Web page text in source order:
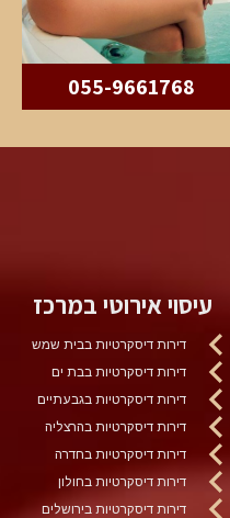
055-9661768
עיסוי אירוטי במרכז
דירות דיסקרטיות בבית שמש
דירות דיסקרטיות בבת ים
דירות דיסקרטיות בגבעתיים
דירות דיסקרטיות בהרצליה
דירות דיסקרטיות בחדרה
דירות דיסקרטיות בחולון
דירות דיסקרטיות בירושלים